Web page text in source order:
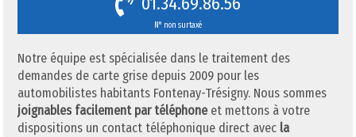
N° non surtaxé
Notre équipe est spécialisée dans le traitement des
demandes de carte grise depuis 2009 pour les
automobilistes habitants Fontenay-Trésigny. Nous sommes
joignables facilement par téléphone et mettons à votre
dispositions un contact téléphonique direct avec la